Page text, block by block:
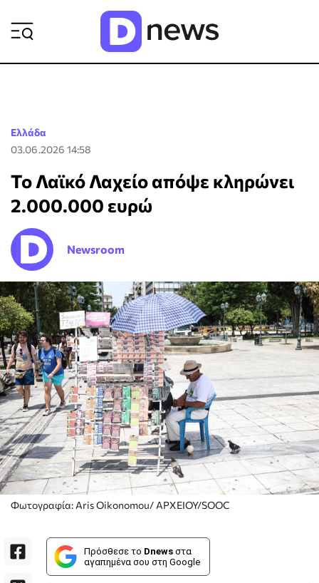
Ελλάδα
03.06.2026 14:58
Το Λαϊκό Λαχείο απόψε κληρώνει
2.000.000 ευρώ
Newsroom
Φωτογραφία: Aris Oikonomou/ ΑΡΧΕΙΟΥ/SOOC
Πρόσθεσε το Dnews στα
αγαπημένα σου στη Google